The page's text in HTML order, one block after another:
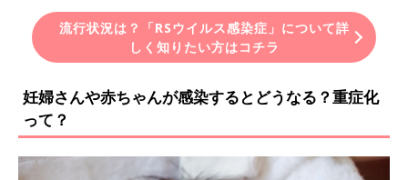
流行状況は？「RSウイルス感染症」について詳
しく知りたい方はコチラ
妊婦さんや赤ちゃんが感染するとどうなる？重症化
って？